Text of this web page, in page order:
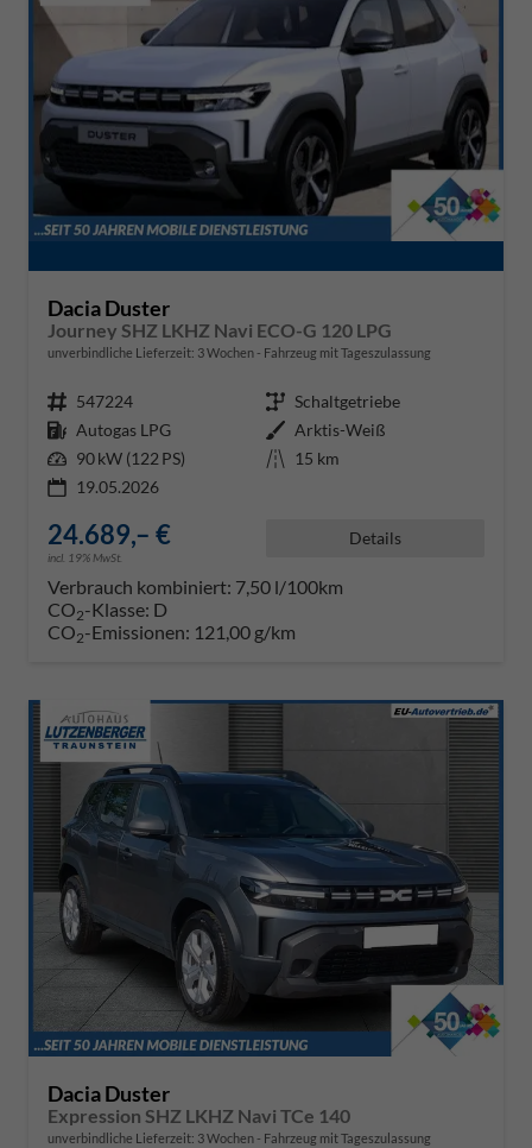
Dacia Duster
Journey SHZ LKHZ Navi ECO-G 120 LPG
unverbindliche Lieferzeit: 3 Wochen Fahrzeug mit Tageszulassung
Fahrzeugnr. 547224 Getriebe Schaltgetriebe
Kraftstoff Autogas LPG Außenfarbe Arktis-Weiß
Leistung 90 kW (122 PS) Kilometerstand 15 km
19.05.2026
24.689,– €
incl. 19% MwSt.
Details
Verbrauch kombiniert: 7,50 l/100km
CO2-Klasse: D
CO2-Emissionen: 121,00 g/km
Dacia Duster
Expression SHZ LKHZ Navi TCe 140
unverbindliche Lieferzeit: 3 Wochen Fahrzeug mit Tageszulassung